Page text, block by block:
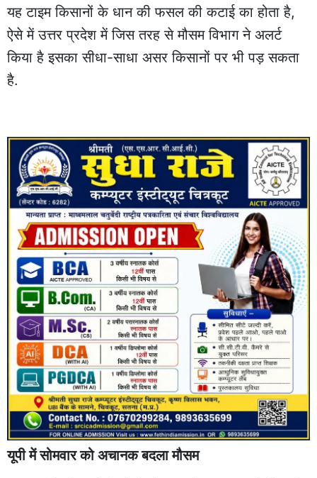
यह टाइम किसानों के धान की फसल की कटाई का होता है,
ऐसे में उत्तर प्रदेश में जिस तरह से मौसम विभाग ने अलर्ट
किया है इसका सीधा-साधा असर किसानों पर भी पड़ सकता
है.
यूपी में सोमवार को अचानक बदला मौसम